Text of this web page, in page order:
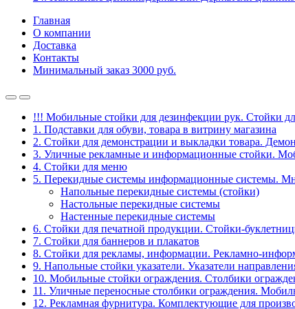
Главная
О компании
Доставка
Контакты
Минимальный заказ 3000 руб.
!!! Мобильные стойки для дезинфекции рук. Стойки
1. Подставки для обуви, товара в витрину магазина
2. Стойки для демонстрации и выкладки товара.
3. Уличные рекламные и информационные стойки.
4. Стойки для меню
5. Перекидные системы информационные системы.
Напольные перекидные системы (стойки)
Настольные перекидные системы
Настенные перекидные системы
6. Стойки для печатной продукции. Стойки-
7. Стойки для баннеров и плакатов
8. Стойки для рекламы, информации. Рекламно-
9. Напольные стойки указатели. Указатели
10. Мобильные стойки ограждения. Столбики
11. Уличные переносные столбики ограждения.
12. Рекламная фурнитура. Комплектующие для